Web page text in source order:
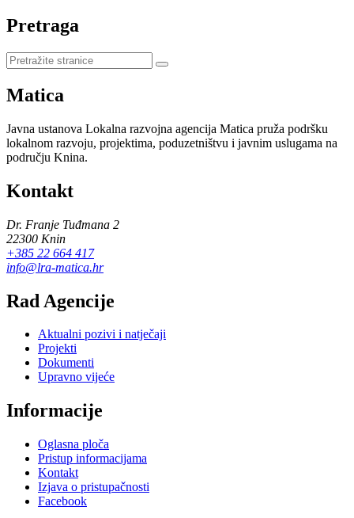
Pretraga
Pretraži
stranice
Matica
Javna ustanova Lokalna razvojna agencija Matica pruža podršku
lokalnom razvoju, projektima, poduzetništvu i javnim uslugama na
području Knina.
Kontakt
Dr. Franje Tuđmana 2
22300 Knin
+385 22 664 417
info@lra-matica.hr
Rad Agencije
Aktualni pozivi i natječaji
Projekti
Dokumenti
Upravno vijeće
Informacije
Oglasna ploča
Pristup informacijama
Kontakt
Izjava o pristupačnosti
Facebook